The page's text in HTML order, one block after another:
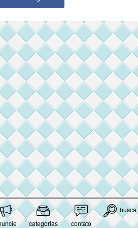
categorias contato
busca